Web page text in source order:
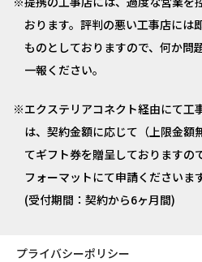
おります。評判の悪い工事店には
ものとしておりますので、何か問
一報ください。
エクステリアコネクト経由にて工
は、契約金額に応じて（上限金額
てギフト券を贈呈しておりますの
フォーマットにて申請くださいま
(受付期間：契約から6ヶ月間)
プライバシーポリシー